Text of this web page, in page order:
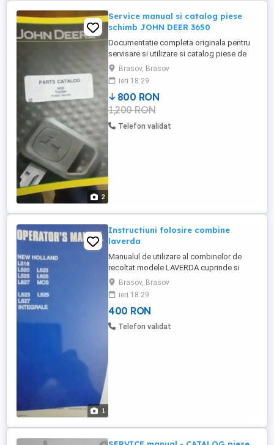
2
Service manual si catalog piese
schimb JOHN DEER 3650
Documentatie completa originala pentru
servisare si utilizare si catalog piese de
schimb TRACTORUL JOHN DEER 3650 2
VOLUME LIMBA ENGLEZA
Brasov, Brasov
ieri 18:29
800 RON
1,200 RON
Telefon validat
1
Instructiuni folosire combine
laverda
Manualul de utilizare al combinelor de
recoltat modele LAVERDA cuprinde si
mentenanta ce trebuie facuta de catre
personalul care deserveste utilajul cat
unele rezolvari a problemeor tehnice ce
pot aparea. Limba : engleza
Brasov, Brasov
ieri 18:29
400 RON
Telefon validat